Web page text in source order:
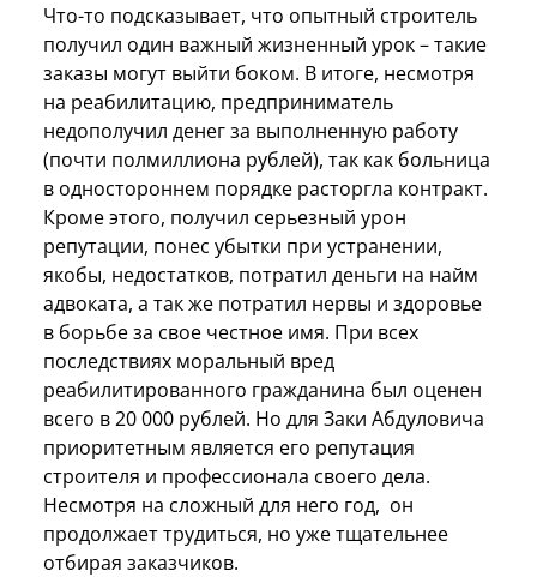
Что-то подсказывает, что опытный строитель
получил один важный жизненный урок – такие
заказы могут выйти боком. В итоге, несмотря
на реабилитацию, предприниматель
недополучил денег за выполненную работу
(почти полмиллиона рублей), так как больница
в одностороннем порядке расторгла контракт.
Кроме этого, получил серьезный урон
репутации, понес убытки при устранении,
якобы, недостатков, потратил деньги на найм
адвоката, а так же потратил нервы и здоровье
в борьбе за свое честное имя. При всех
последствиях моральный вред
реабилитированного гражданина был оценен
всего в 20 000 рублей. Но для Заки Абдуловича
приоритетным является его репутация
строителя и профессионала своего дела.
Несмотря на сложный для него год, он
продолжает трудиться, но уже тщательнее
отбирая заказчиков.